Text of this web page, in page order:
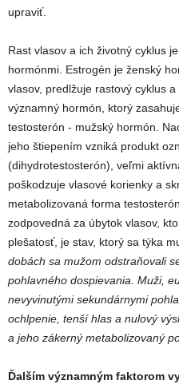
upraviť.
Rast vlasov a ich životný cyklus
hormónmi. Estrogén je ženský
vlasov, predlžuje rastový cyklus
významný hormón, ktorý
testosterón - mužský hormón.
jeho štiepením vzniká produkt
(dihydrotestosterón), veľmi
poškodzuje vlasové korienky a
metabolizovaná forma
zodpovedná za úbytok vlasov,
plešatosť, je stav, ktorý sa týka
dobách sa mužom odstraňovali
pohlavného dospievania. Muži,
nevyvinutými sekundárnymi
ochlpenie, tenší hlas a nulový
a jeho zákerný metabolizovaný
Ďalším významným faktorom